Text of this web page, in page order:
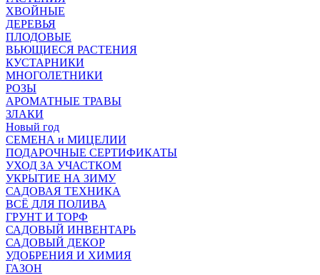
ХВОЙНЫЕ
ДЕРЕВЬЯ
ПЛОДОВЫЕ
ВЬЮЩИЕСЯ РАСТЕНИЯ
КУСТАРНИКИ
МНОГОЛЕТНИКИ
РОЗЫ
АРОМАТНЫЕ ТРАВЫ
ЗЛАКИ
Новый год
СЕМЕНА и МИЦЕЛИИ
ПОДАРОЧНЫЕ СЕРТИФИКАТЫ
УХОД ЗА УЧАСТКОМ
УКРЫТИЕ НА ЗИМУ
САДОВАЯ ТЕХНИКА
ВСЁ ДЛЯ ПОЛИВА
ГРУНТ И ТОРФ
САДОВЫЙ ИНВЕНТАРЬ
САДОВЫЙ ДЕКОР
УДОБРЕНИЯ И ХИМИЯ
ГАЗОН